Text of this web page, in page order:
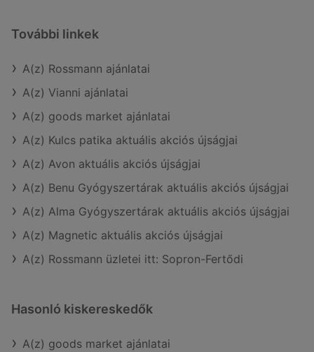
További linkek
A(z) Rossmann ajánlatai
A(z) Vianni ajánlatai
A(z) goods market ajánlatai
A(z) Kulcs patika aktuális akciós újságjai
A(z) Avon aktuális akciós újságjai
A(z) Benu Gyógyszertárak aktuális akciós újságjai
A(z) Alma Gyógyszertárak aktuális akciós újságjai
A(z) Magnetic aktuális akciós újságjai
A(z) Rossmann üzletei itt: Sopron-Fertődi
Hasonló kiskereskedők
A(z) goods market ajánlatai